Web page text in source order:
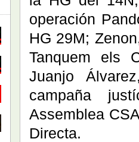
operación
HG 29M;
Tanquem els
Juanjo
campaña
Assemblea
Directa.